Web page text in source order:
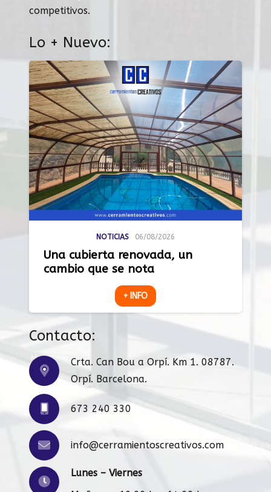
competitivos.
Lo + Nuevo:
NOTICIAS 06/08/2026
Una cubierta renovada, un
cambio que se nota
+ INFO
Contacto:
Crta. Can Bou a Orpí. Km 1. 08787.
Orpí. Barcelona.
673 240 330
info@cerramientoscreativos.com
Lunes – Viernes